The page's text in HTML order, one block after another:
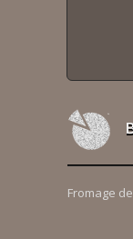
Fromage